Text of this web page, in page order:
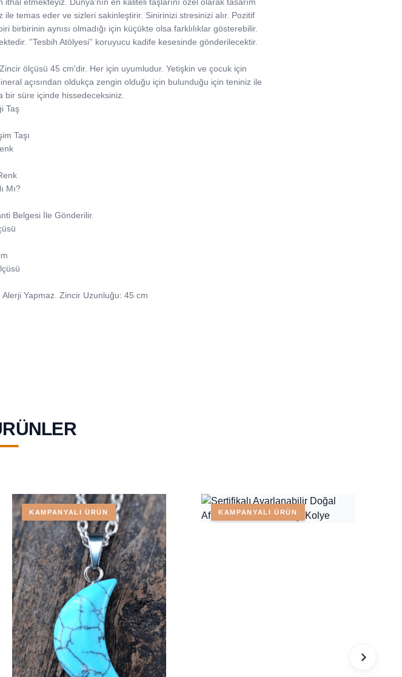
etmekteyiz. Dünya'nın en kaliteli taşlarını özel olarak tasarım
temas eder ve sizleri sakinleştirir. Sinirinizi stresinizi alır. Pozitif
aynısı olmadığı için küçükte olsa farklılıklar gösterebilir.
''Tesbih Atölyesi'' koruyucu kadife kesesinde gönderilecektir.
ölçüsü 45 cm'dir. Her için uyumludur. Yetişkin ve çocuk için
açısından oldukça zengin olduğu için bulunduğu için teniniz ile
bir süre içinde hissedeceksiniz.
Taş
Taşı
Mı?
Belgesi İle Gönderilir.
Yapmaz. Zincir Uzunluğu: 45 cm
KAMPANYALI ÜRÜN KAMPANYALI ÜRÜN